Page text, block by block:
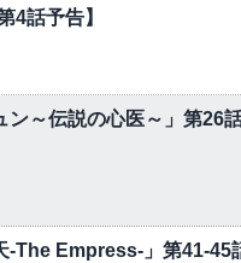
4話予告】
ン～伝説の心医～」第26
-The Empress-」第41-